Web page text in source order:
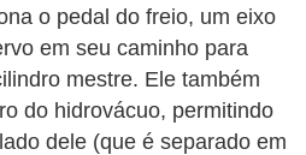
o pedal do freio, um eixo
em seu caminho para
mestre. Ele também
do hidrovácuo, permitindo
dele (que é separado em